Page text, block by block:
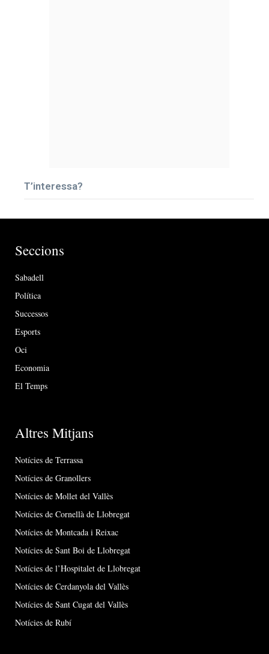
T’interessa?
Seccions
Sabadell
Política
Successos
Esports
Oci
Economia
El Temps
Altres Mitjans
Notícies de Terrassa
Notícies de Granollers
Notícies de Mollet del Vallès
Notícies de Cornellà de Llobregat
Notícies de Montcada i Reixac
Notícies de Sant Boi de Llobregat
Notícies de l’Hospitalet de Llobregat
Notícies de Cerdanyola del Vallès
Notícies de Sant Cugat del Vallès
Notícies de Rubí